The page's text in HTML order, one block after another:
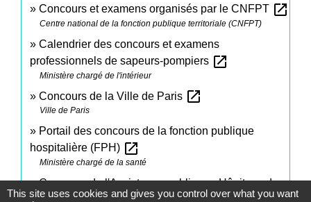
Concours et examens organisés par le CNFPT open_in_new
Centre national de la fonction publique territoriale (CNFPT)
Calendrier des concours et examens
professionnels de sapeurs-pompiers open_in_new
Ministère chargé de l'intérieur
Concours de la Ville de Paris open_in_new
Ville de Paris
Portail des concours de la fonction publique
hospitalière (FPH) open_in_new
Ministère chargé de la santé
Concours de l'Assistance publique - Hôpitaux de
This site uses cookies and gives you control over what you want